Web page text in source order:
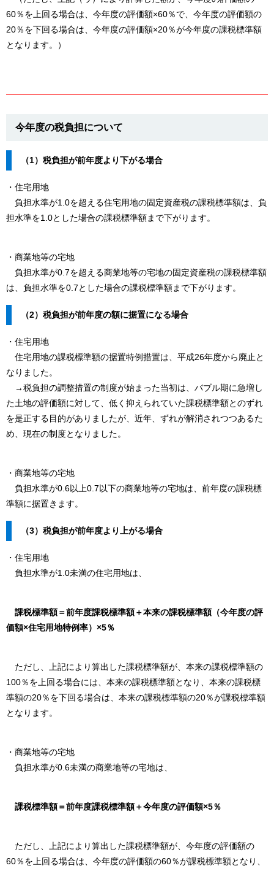
60％を上回る場合は、今年度の評価額×60％で、今年度の評価額の
20％を下回る場合は、今年度の評価額×20％が今年度の課税標準額
となります。）
今年度の税負担について
（1）税負担が前年度より下がる場合
・住宅用地
負担水準が1.0を超える住宅用地の固定資産税の課税標準額は、負
担水準を1.0とした場合の課税標準額まで下がります。
・商業地等の宅地
負担水準が0.7を超える商業地等の宅地の固定資産税の課税標準額
は、負担水準を0.7とした場合の課税標準額まで下がります。
（2）税負担が前年度の額に据置になる場合
・住宅用地
住宅用地の課税標準額の据置特例措置は、平成26年度から廃止と
なりました。
→税負担の調整措置の制度が始まった当初は、バブル期に急増し
た土地の評価額に対して、低く抑えられていた課税標準額とのずれ
を是正する目的がありましたが、近年、ずれが解消されつつあるた
め、現在の制度となりました。
・商業地等の宅地
負担水準が0.6以上0.7以下の商業地等の宅地は、前年度の課税標
準額に据置きます。
（3）税負担が前年度より上がる場合
・住宅用地
負担水準が1.0未満の住宅用地は、
課税標準額＝前年度課税標準額＋本来の課税標準額（今年度の評
価額×住宅用地特例率）×5％
ただし、上記により算出した課税標準額が、本来の課税標準額の
100％を上回る場合には、本来の課税標準額となり、本来の課税標
準額の20％を下回る場合は、本来の課税標準額の20％が課税標準額
となります。
・商業地等の宅地
負担水準が0.6未満の商業地等の宅地は、
課税標準額＝前年度課税標準額＋今年度の評価額×5％
ただし、上記により算出した課税標準額が、今年度の評価額の
60％を上回る場合は、今年度の評価額の60％が課税標準額となり、